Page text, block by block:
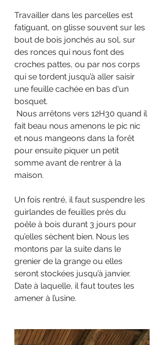
Travailler dans les parcelles est
fatiguant, on glisse souvent sur les
bout de bois jonchés au sol, sur
des ronces qui nous font des
croches pattes, ou par nos corps
qui se tordent jusqu’à aller saisir
une feuille cachée en bas d'un
bosquet.
fait beau nous amenons le pic nic
et nous mangeons dans la forêt
pour ensuite piquer un petit
somme avant de rentrer à la
maison.
Un fois rentré, il faut suspendre les
guirlandes de feuilles près du
poêle à bois durant 3 jours pour
qu’elles sèchent bien. Nous les
montons par la suite dans le
grenier de la grange ou elles
seront stockées jusqu’à janvier.
Date à laquelle, il faut toutes les
amener à l’usine.